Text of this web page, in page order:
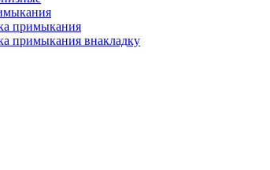
примыкания
примыкания внакладку